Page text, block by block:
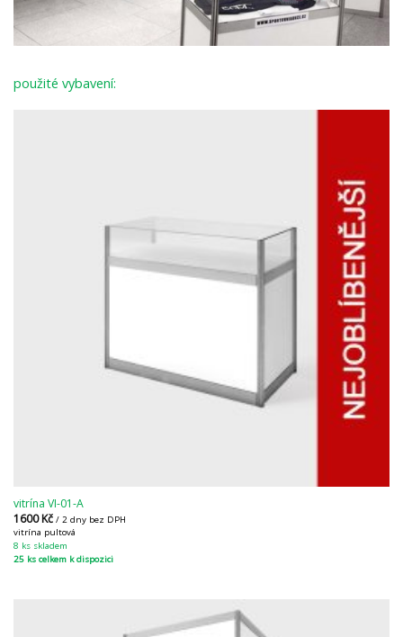
použité vybavení:
vitrína VI-01-A
1600Kč / 2 dny bez DPH
vitrína pultová
8 ks skladem
25 ks celkem k dispozici